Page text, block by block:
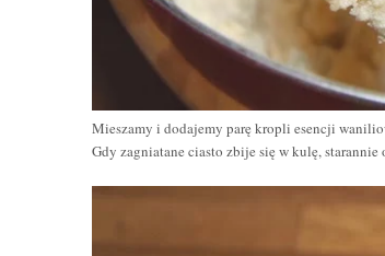
Mieszamy i dodajemy parę kropli esencji
Gdy zagniatane ciasto zbije się w kulę,